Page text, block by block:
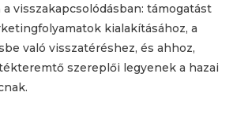
visszakapcsolódásban: támogatást
kialakításához, a
való visszatéréshez, és ahhoz,
szereplői legyenek a hazai